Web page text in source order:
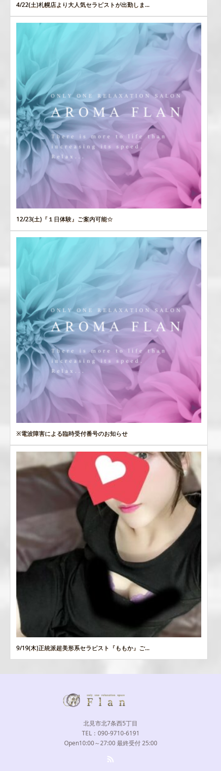
4/22(土)札幌店より大人気セラピストが出勤しま...
12/23(土)『１日体験』ご案内可能☆
※電波障害による臨時受付番号のお知らせ
9/19(木)正統派超美形系セラピスト『ももか』ご...
北見市北7条西5丁目
TEL：090-9710-6191
Open10:00～27:00 最終受付 25:00